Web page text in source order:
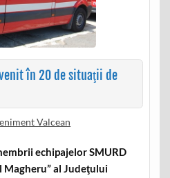
în 20 de situaţii de
Valcean
echipajelor SMURD
Magheru” al Judeţului